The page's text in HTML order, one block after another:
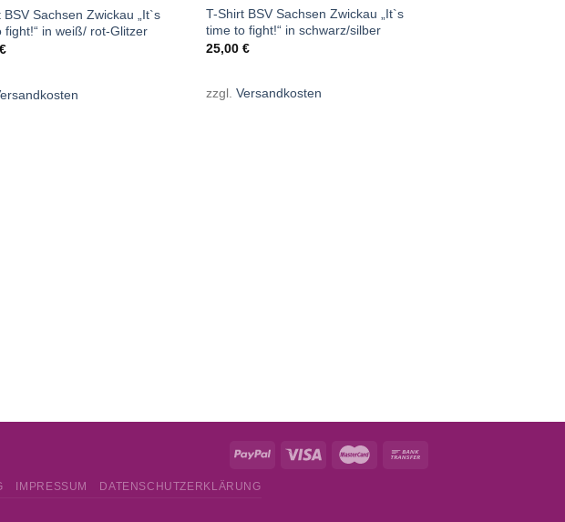
NICHT VORRÄTIG
BSV Sachsen Zwickau „It`s
fight!“ in weiß/ rot-Glitzer
€
NICHT VORRÄTIG
T-Shirt BSV Sachsen Zwickau „It`s
time to fight!“ in schwarz/silber
25,00€
zzgl.Versandkosten
IMPRESSUM DATENSCHUTZERKLÄRUNG